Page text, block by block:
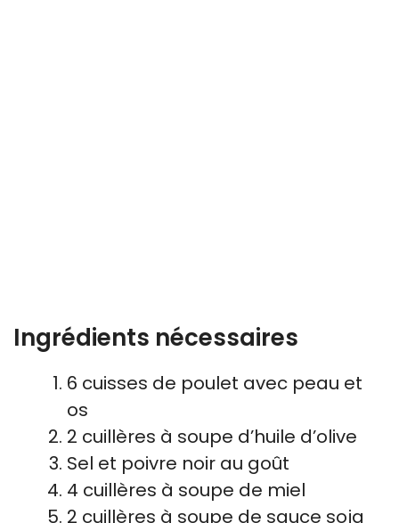
Ingrédients nécessaires
6 cuisses de poulet avec peau et
os
2 cuillères à soupe d’huile d’olive
Sel et poivre noir au goût
4 cuillères à soupe de miel
2 cuillères à soupe de sauce soja